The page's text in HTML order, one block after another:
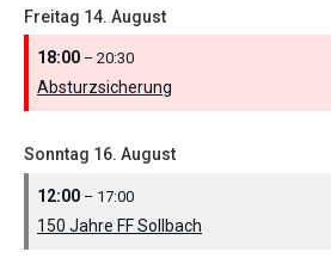
Freitag 14. August
18:00 – 20:30
Absturzsicherung
Sonntag 16. August
12:00 – 17:00
150 Jahre FF Sollbach